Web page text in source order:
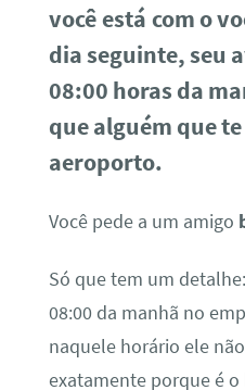
você está com o
dia seguinte, seu
08:00 horas da
que alguém que
aeroporto.
Você pede a um amigo
Só que tem um
08:00 da manhã no
naquele horário ele
exatamente porque é